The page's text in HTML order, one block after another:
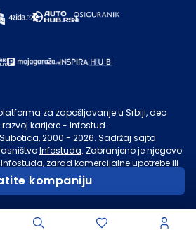
kompaniju
za zapošljavanje u Srbiji, deo
karijere - Infostud.
, 2000 - 2026. Sadržaj sajta
Infostuda. Zabranjeno je njegovo
Infostuda, zarad komercijalne upotrebe ili
potrebe posetilaca sajta.